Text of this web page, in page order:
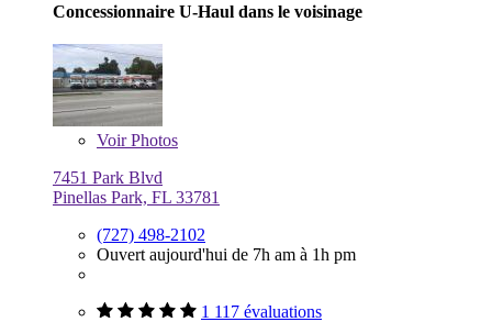
Concessionnaire U-Haul dans le voisinage
VoirPhotos
7451 Park Blvd
Pinellas Park, FL 33781
(727) 498-2102
Ouvert aujourd'hui de 7h am à 1h pm
1 117 évaluations